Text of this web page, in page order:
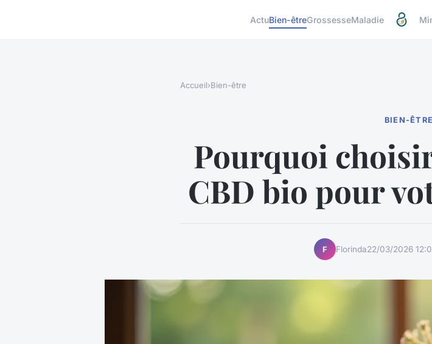
ActuBien-êtreGrossesseMaladie
Accueil›Bien-être
BIEN-ÊTRE
Pourquoi
CBD bio pour
F Florinda22/03/2026